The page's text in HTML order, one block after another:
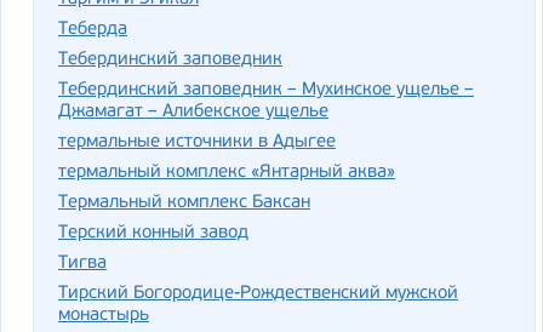
Теберда
Тебердинский заповедник
Тебердинский заповедник – Мухинское ущелье –
Джамагат – Алибекское ущелье
термальные источники в Адыгее
термальный комплекс «Янтарный аква»
Термальный комплекс Баксан
Терский конный завод
Тигва
Тирский Богородице-Рождественский мужской
монастырь